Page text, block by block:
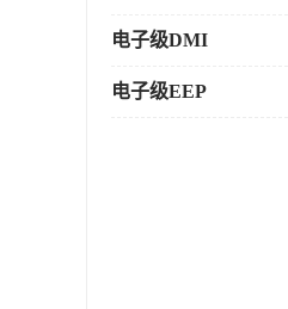
电子级DMI
电子级EEP